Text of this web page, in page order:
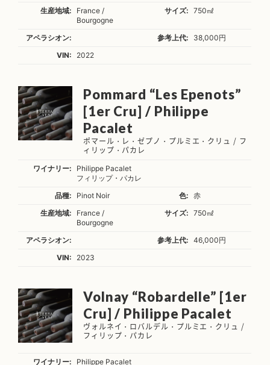
生産地域:
France /
Bourgogne
サイズ: 750㎖
アペラシオン: 参考上代:
38,000円
VIN:
2022
Pommard “Les Epenots”
[1er Cru] / Philippe
Pacalet
ポマール・レ・ゼプノ・プルミエ・クリュ / フ
ィリップ・パカレ
ワイナリー:
Philippe Pacalet
フィリップ・パカレ
品種:
Pinot Noir 色:
赤
生産地域:
France /
Bourgogne
サイズ: 750㎖
アペラシオン: 参考上代:
46,000円
VIN:
2023
Volnay “Robardelle” [1er
Cru] / Philippe Pacalet
ヴォルネイ・ロバルデル・プルミエ・クリュ /
フィリップ・パカレ
ワイナリー:
Philippe Pacalet